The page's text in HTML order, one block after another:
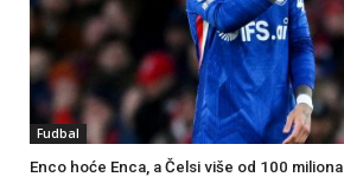
Fudbal
Enco hoće Enca, a Čelsi više od 100 miliona